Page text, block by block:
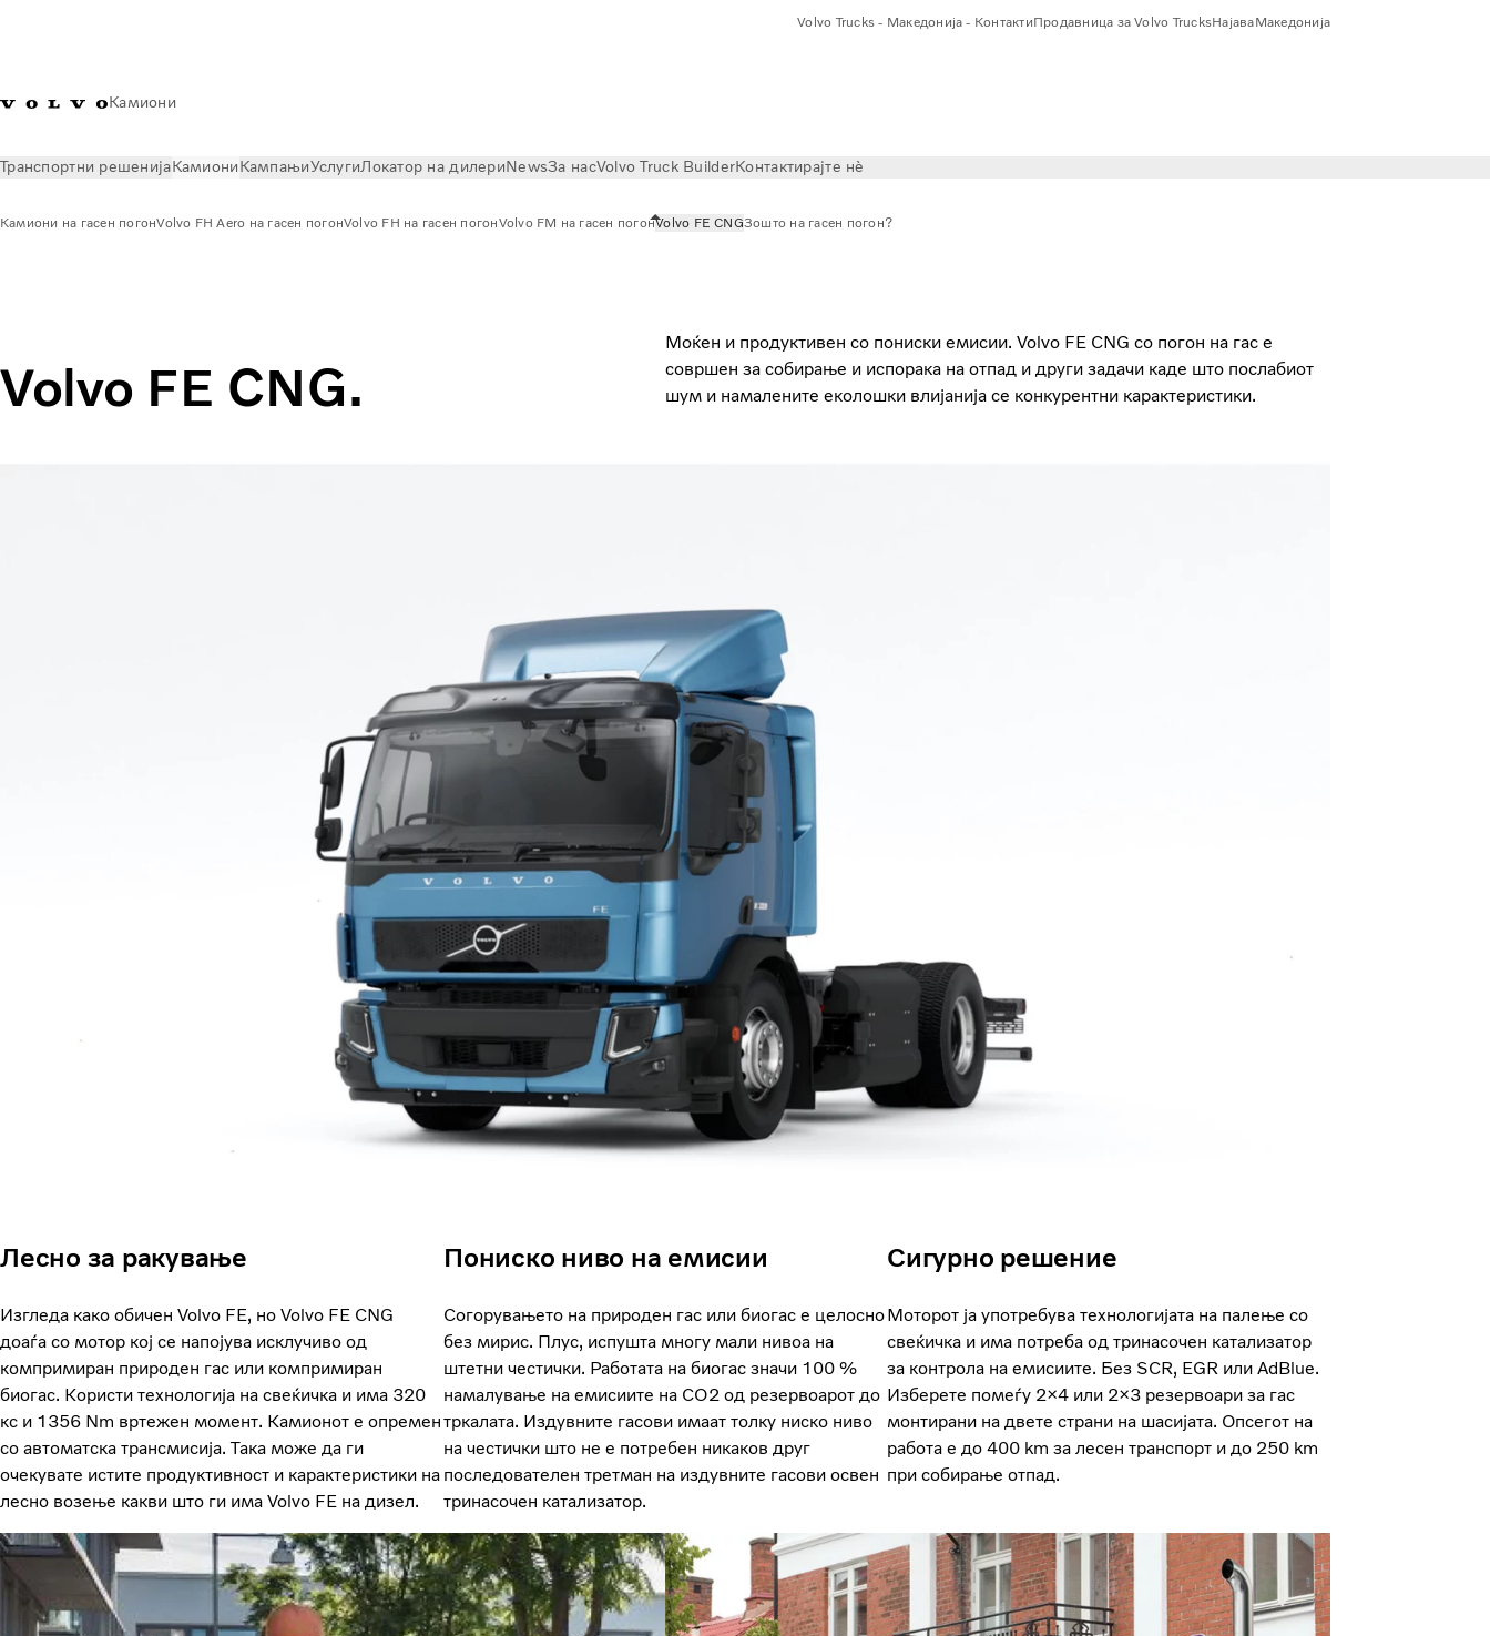
Камиони
Volvo Trucks - Македонија - КонтактиПродавница за Volvo TrucksНајаваМакедонија
Транспортни решенијаКамиониКампањиУслугиЛокатор на дилериNewsЗа насVolvo Truck BuilderКонтактирајте нѐ
Камиони на гасен погонVolvo FH Aero на гасен погонVolvo FH на гасен погонVolvo FМ на гасен погонVolvo FE CNGЗошто на гасен погон?
Volvo FE CNG.
Моќен и продуктивен со пониски емисии. Volvo FE CNG со погон на гас е
совршен за собирање и испорака на отпад и други задачи каде што послабиот
шум и намалените еколошки влијанија се конкурентни карактеристики.
Лесно за ракување
Изгледа како обичен Volvo FE, но Volvo FE CNG
доаѓа со мотор кој се напојува исклучиво од
компримиран природен гас или компримиран
биогас. Користи технологија на свеќичка и има 320
кс и 1356 Nm вртежен момент. Камионот е опремен
со автоматска трансмисија. Така може да ги
очекувате истите продуктивност и карактеристики на
лесно возење какви што ги има Volvo FE на дизел.
Пониско ниво на емисии
Согорувањето на природен гас или биогас е целосно
без мирис. Плус, испушта многу мали нивоа на
штетни честички. Работата на биогас значи 100 %
намалување на емисиите на CO2 од резервоарот до
тркалата. Издувните гасови имаат толку ниско ниво
на честички што не е потребен никаков друг
последователен третман на издувните гасови освен
тринасочен катализатор.
Сигурно решение
Моторот ја употребува технологијата на палење со
свеќичка и има потреба од тринасочен катализатор
за контрола на емисиите. Без SCR, EGR или AdBlue.
Изберете помеѓу 2×4 или 2×3 резервоари за гас
монтирани на двете страни на шасијата. Опсегот на
работа е до 400 km за лесен транспорт и до 250 km
при собирање отпад.